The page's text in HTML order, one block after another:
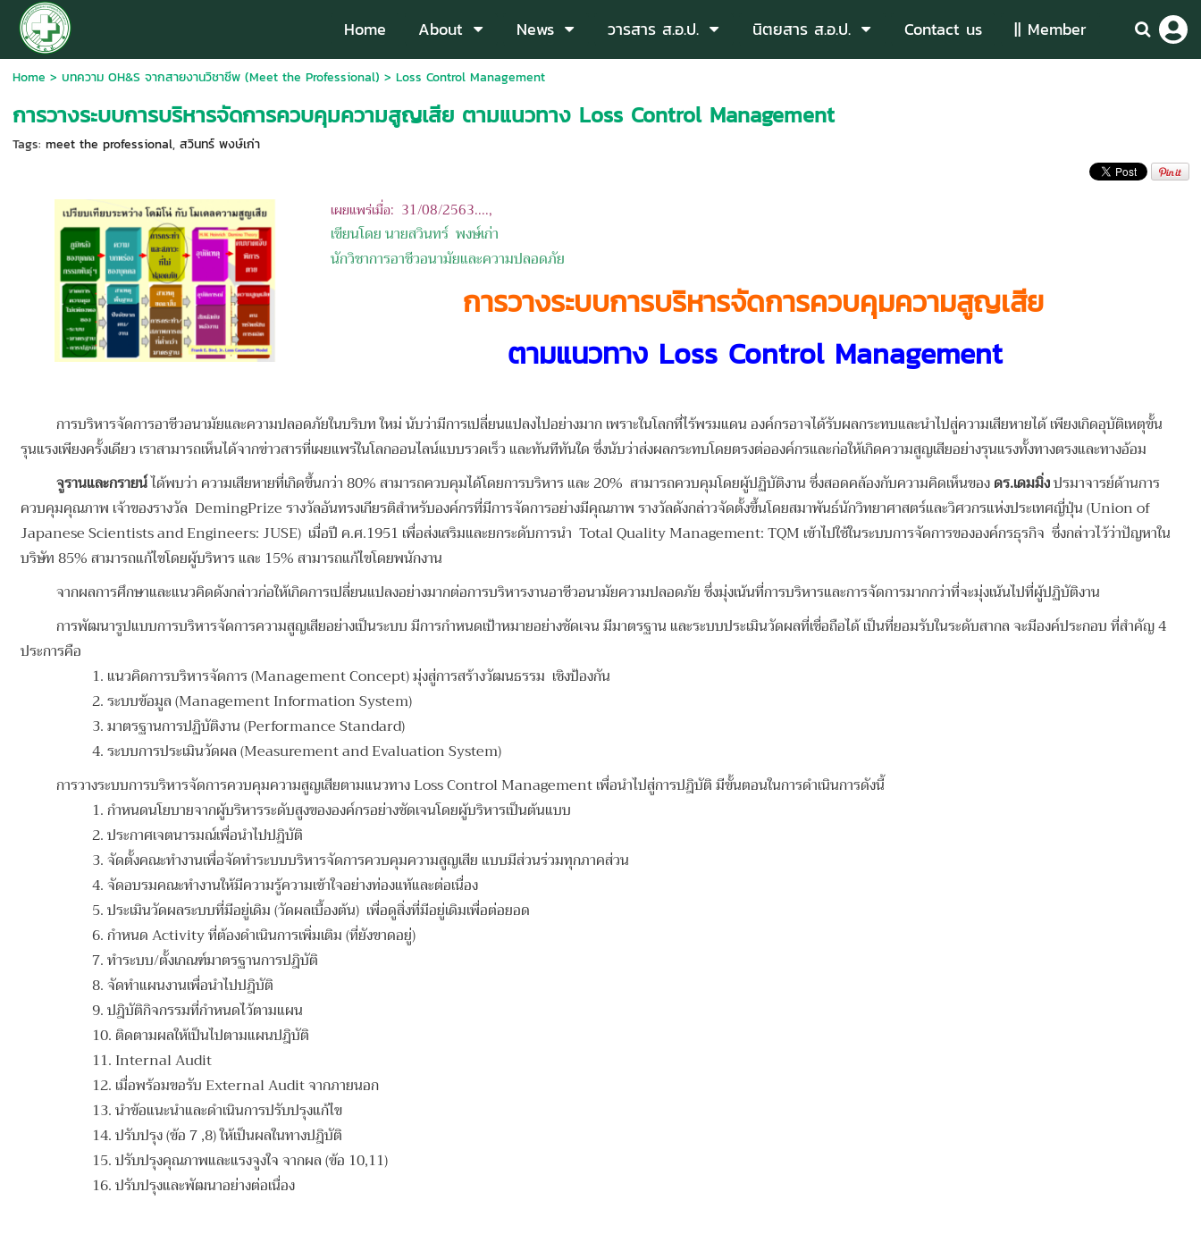
Home About News วารสาร ส.อ.ป. นิตยสาร ส.อ.ป. Contact us || Member
Home > บทความ OH&S จากสายงานวิชาชีพ (Meet the Professional) > Loss Control Management
การวางระบบการบริหารจัดการควบคุมความสูญเสีย ตามแนวทาง Loss Control Management
Tags: meet the professional, สวินทร์ พงษ์เก่า
เผยแพร่เมื่อ: 31/08/2563....,
เขียนโดย นายสวินทร์ พงษ์เก่า
นักวิชาการอาชีวอนามัยและความปลอดภัย
การวางระบบการบริหารจัดการควบคุมความสูญเสีย
ตามแนวทาง Loss Control Management
การบริหารจัดการอาชีวอนามัยและความปลอดภัยในบริบท ใหม่ นับว่ามีการเปลี่ยนแปลงไปอย่างมาก เพราะในโลกที่ไร้พรมแดน องค์กรอาจได้รับผลกระทบและนำไปสู่ความเสียหายได้ เพียงเกิดอุบัติเหตุขั้น
รุนแรงเพียงครั้งเดียว เราสามารถเห็นได้จากข่าวสารที่เผยแพร่ในโลกออนไลน์แบบรวดเร็ว และทันทีทันใด ซึ่งนับว่าส่งผลกระทบโดยตรงต่อองค์กรและก่อให้เกิดความสูญเสียอย่างรุนแรงทั้งทางตรงและทางอ้อม
จูรานและกรายน์ได้พบว่า ความเสียหายที่เกิดขึ้นกว่า 80% สามารถควบคุมได้โดยการบริหาร และ 20% สามารถควบคุมโดยผู้ปฏิบัติงาน ซึ่งสอดคล้องกับความคิดเห็นของดร.เดมมิ่งปรมาจารย์ด้านการ
ควบคุมคุณภาพ เจ้าของรางวัล DemingPrize รางวัลอันทรงเกียรติสำหรับองค์กรที่มีการจัดการอย่างมีคุณภาพ รางวัลดังกล่าวจัดตั้งขึ้นโดยสมาพันธ์นักวิทยาศาสตร์และวิศวกรแห่งประเทศญี่ปุ่น (Union of
Japanese Scientists and Engineers: JUSE) เมื่อปี ค.ศ.1951 เพื่อส่งเสริมและยกระดับการนำ Total Quality Management: TQM เข้าไปใช้ในระบบการจัดการขององค์กรธุรกิจ ซึ่งกล่าวไว้ว่าปัญหาใน
บริษัท 85% สามารถแก้ไขโดยผู้บริหาร และ 15% สามารถแก้ไขโดยพนักงาน
จากผลการศึกษาและแนวคิดดังกล่าวก่อให้เกิดการเปลี่ยนแปลงอย่างมากต่อการบริหารงานอาชีวอนามัยความปลอดภัย ซึ่งมุ่งเน้นที่การบริหารและการจัดการมากกว่าที่จะมุ่งเน้นไปที่ผู้ปฏิบัติงาน
การพัฒนารูปแบบการบริหารจัดการความสูญเสียอย่างเป็นระบบ มีการกำหนดเป้าหมายอย่างชัดเจน มีมาตรฐาน และระบบประเมินวัดผลที่เชื่อถือได้ เป็นที่ยอมรับในระดับสากล จะมีองค์ประกอบ ที่สำคัญ 4
ประการคือ
1. แนวคิดการบริหารจัดการ (Management Concept) มุ่งสู่การสร้างวัฒนธรรม เชิงป้องกัน
2. ระบบข้อมูล (Management Information System)
3. มาตรฐานการปฏิบัติงาน (Performance Standard)
4. ระบบการประเมินวัดผล (Measurement and Evaluation System)
การวางระบบการบริหารจัดการควบคุมความสูญเสียตามแนวทาง Loss Control Management เพื่อนำไปสู่การปฎิบัติ มีขั้นตอนในการดำเนินการดังนี้
1. กำหนดนโยบายจากผู้บริหารระดับสูงขององค์กรอย่างชัดเจนโดยผู้บริหารเป็นต้นแบบ
2. ประกาศเจตนารมณ์เพื่อนำไปปฎิบัติ
3. จัดตั้งคณะทำงานเพื่อจัดทำระบบบริหารจัดการควบคุมความสูญเสีย แบบมีส่วนร่วมทุกภาคส่วน
4. จัดอบรมคณะทำงานให้มีความรู้ความเข้าใจอย่างท่องแท้และต่อเนื่อง
5. ประเมินวัดผลระบบที่มีอยู่เดิม (วัดผลเบื้องต้น) เพื่อดูสิ่งที่มีอยู่เดิมเพื่อต่อยอด
6. กำหนด Activity ที่ต้องดำเนินการเพิ่มเติม (ที่ยังขาดอยู่)
7. ทำระบบ/ตั้งเกณฑ์มาตรฐานการปฎิบัติ
8. จัดทำแผนงานเพื่อนำไปปฎิบัติ
9. ปฎิบัติกิจกรรมที่กำหนดไว้ตามแผน
10. ติดตามผลให้เป็นไปตามแผนปฎิบัติ
11. Internal Audit
12. เมื่อพร้อมขอรับ External Audit จากภายนอก
13. นำข้อแนะนำและดำเนินการปรับปรุงแก้ไข
14. ปรับปรุง (ข้อ 7 ,8) ให้เป็นผลในทางปฎิบัติ
15. ปรับปรุงคุณภาพและแรงจูงใจ จากผล (ข้อ 10,11)
16. ปรับปรุงและพัฒนาอย่างต่อเนื่อง